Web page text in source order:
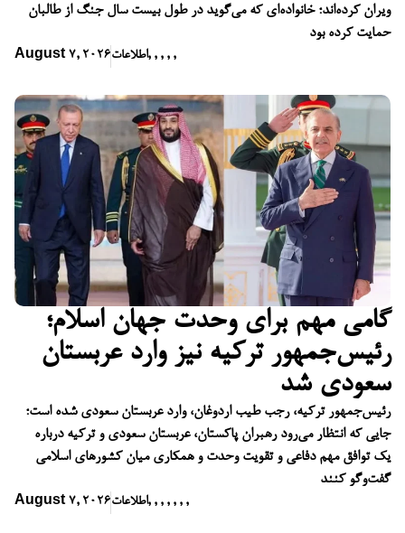
ویران کرده‌اند؛ خانواده‌ای که می‌گوید در طول بیست سال جنگ از طالبان
حمایت کرده بود
August 7, 2026اطلاعات, , , , ,
گامی مهم برای وحدت جهان اسلام؛
رئیس‌جمهور ترکیه نیز وارد عربستان
سعودی شد
رئیس‌جمهور ترکیه، رجب طیب اردوغان، وارد عربستان سعودی شده است؛
جایی که انتظار می‌رود رهبران پاکستان، عربستان سعودی و ترکیه درباره
یک توافق مهم دفاعی و تقویت وحدت و همکاری میان کشورهای اسلامی
گفت‌وگو کنند
August 7, 2026اطلاعات, , , , , , ,